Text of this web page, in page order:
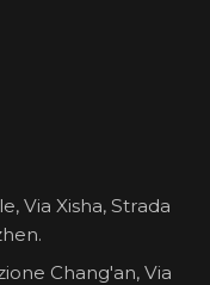
Via Xisha, Strada
Chang'an, Via